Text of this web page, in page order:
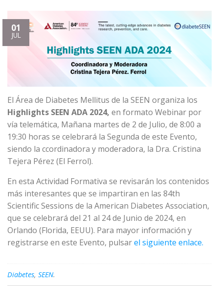
01
JUL
El Área de Diabetes Mellitus de la SEEN organiza los
Highlights SEEN ADA 2024, en formato Webinar por
vía telemática, Mañana martes de 2 de Julio, de 8:00 a
19:30 horas se celebrará la Segunda de este Evento,
siendo la ccordinadora y moderadora, la Dra. Cristina
Tejera Pérez (El Ferrol).
En esta Actividad Formativa se revisarán los contenidos
más interesantes que se impartiran en las 84th
Scientific Sessions de la American Diabetes Association,
que se celebrará del 21 al 24 de Junio de 2024, en
Orlando (Florida, EEUU). Para mayor información y
registrarse en este Evento, pulsarel siguiente enlace.
Diabetes, SEEN.